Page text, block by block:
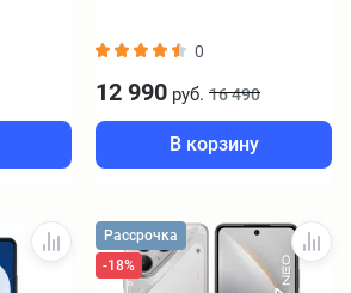
0
12 990 руб. 16 490
В корзину
Рассрочка
-18%